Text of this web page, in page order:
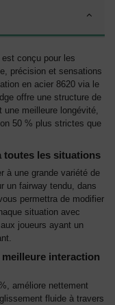
conçu pour les
précision et sensations
en acier 8620 via le
offre une structure de
meilleure longévité,
50 % plus strictes que
toutes les situations
à une grande variété de
un fairway tendu, dans
permettra de modifier
situation avec
joueurs ayant un
interaction
améliore nettement
fluide à travers